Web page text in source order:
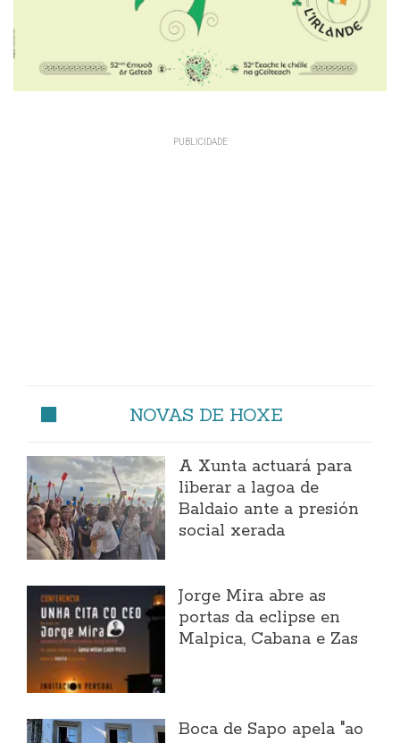
NOVAS DE HOXE
A Xunta actuará para
liberar a lagoa de
Baldaio ante a presión
social xerada
Jorge Mira abre as
portas da eclipse en
Malpica, Cabana e Zas
Boca de Sapo apela "ao